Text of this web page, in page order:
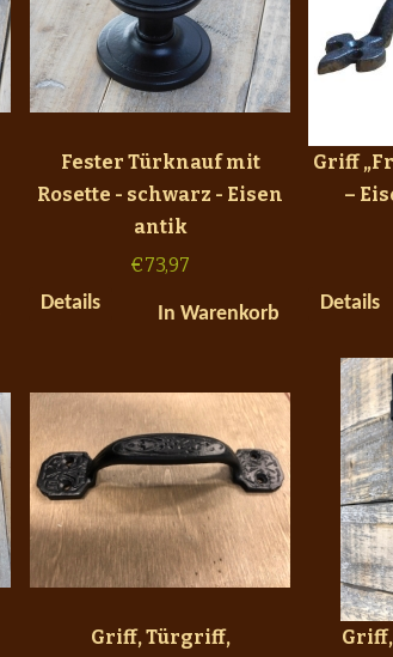
Fester Türknauf mit
Rosette - schwarz - Eisen
antik
€73,97
Details
In Warenkorb
Griff
–
Details
Griff, Türgriff,